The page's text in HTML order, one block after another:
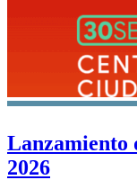
Lanzamiento
2026